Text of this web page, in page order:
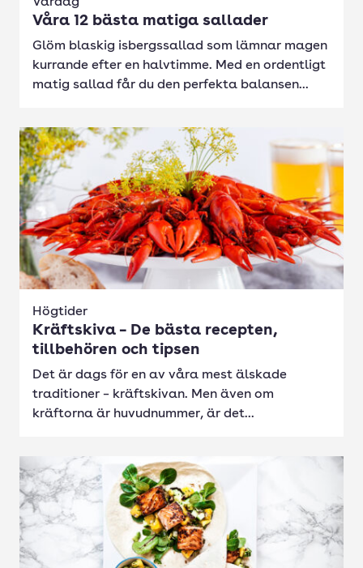
Våra 12 bästa matiga sallader
Glöm blaskig isbergssallad som lämnar magen
kurrande efter en halvtimme. Med en ordentligt
matig sallad får du den perfekta balansen...
Högtider
Kräftskiva – De bästa recepten,
tillbehören och tipsen
Det är dags för en av våra mest älskade
traditioner – kräftskivan. Men även om
kräftorna är huvudnummer, är det...